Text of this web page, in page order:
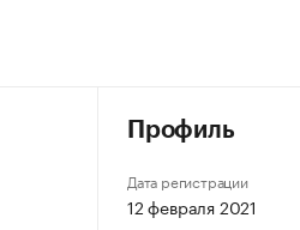
Профиль
Дата регистрации
12 февраля 2021